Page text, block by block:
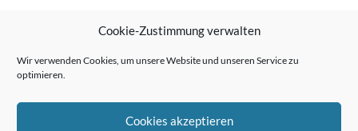
Cookie-Zustimmung verwalten
Wir verwenden Cookies, um unsere Website und unseren Service zu
optimieren.
Cookies akzeptieren
Wolff von Rechenberg
Linux Mint: Google Drive integrieren